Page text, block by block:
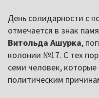
День солидарности с
отмечается в знак
Витольда Ашурка,
колонии №17. С тех
семи человек,
политическим